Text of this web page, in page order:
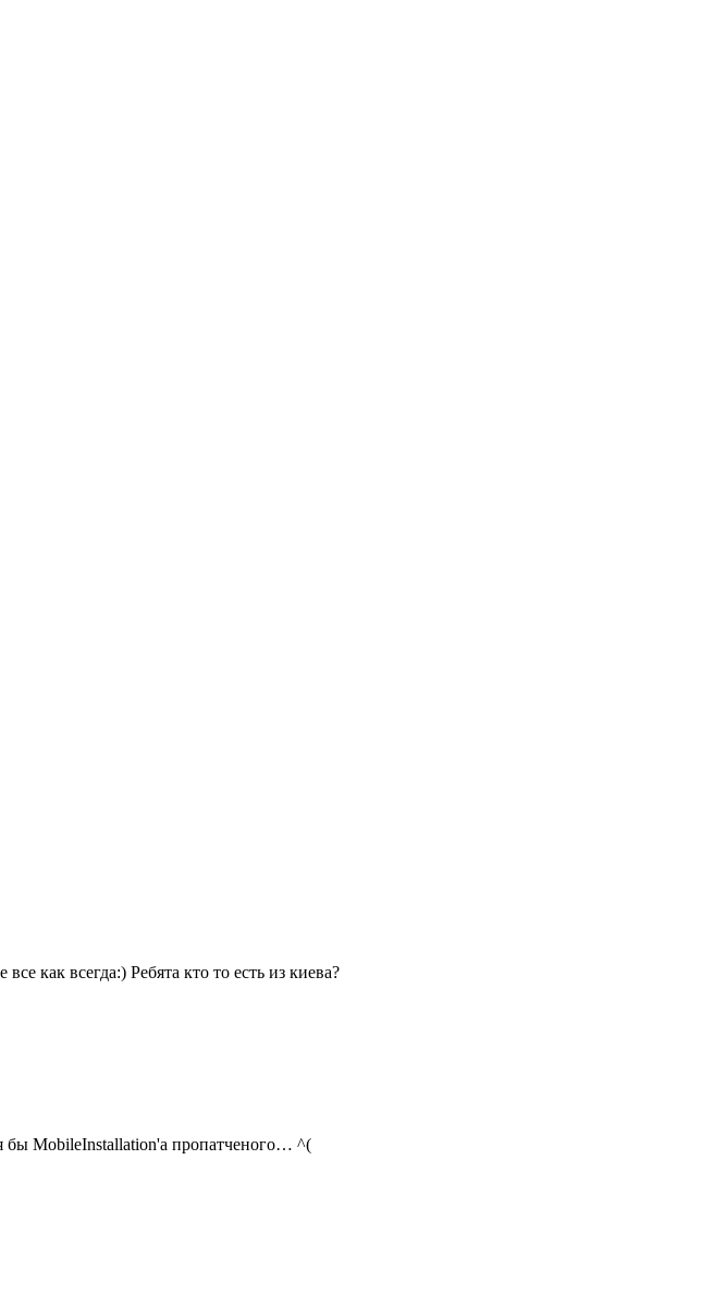
как всегда:) Ребята кто то есть из киева?
бы MobileInstallation'а пропатченого… ^(